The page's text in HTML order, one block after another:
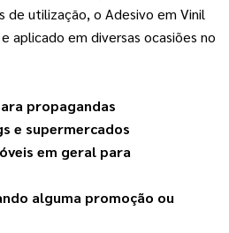
de utilização, o Adesivo em Vinil
aplicado em diversas ocasiões no
propagandas
e supermercados
em geral para
alguma promoção ou